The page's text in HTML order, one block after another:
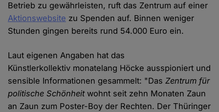
Betrieb zu gewährleisten, ruft das Zentrum auf einer
Aktionswebsite zu Spenden auf. Binnen weniger
Stunden gingen bereits rund 54.000 Euro ein.
Laut eigenen Angaben hat das
Künstlerkollektiv monatelang Höcke ausspioniert und
sensible Informationen gesammelt: "DasZentrum für
politische Schönheitwohnt seit zehn Monaten Zaun
an Zaun zum Poster-Boy der Rechten. Der Thüringer